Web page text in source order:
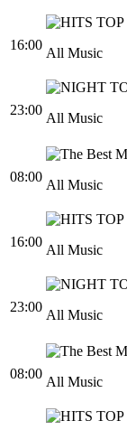
16:00
All Music
23:00
All Music
08:00
All Music
16:00
All Music
23:00
All Music
08:00
All Music